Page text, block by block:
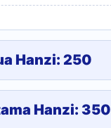
Hanzi: 250
Hanzi: 350